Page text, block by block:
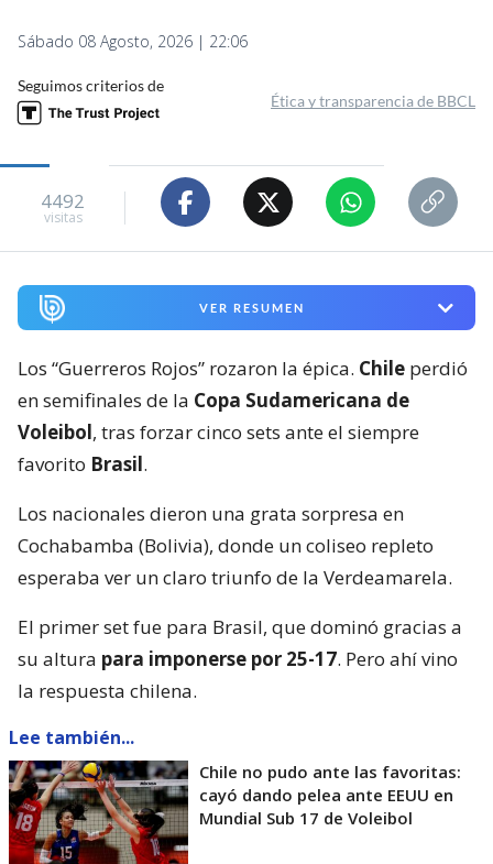
Sábado 08 Agosto, 2026 | 22:06
Seguimos criterios de
Ética y transparencia de BBCL
4492
visitas
VER RESUMEN
Los “Guerreros Rojos” rozaron la épica. Chile perdió
en semifinales de la Copa Sudamericana de
Voleibol, tras forzar cinco sets ante el siempre
favorito Brasil.
Los nacionales dieron una grata sorpresa en
Cochabamba (Bolivia), donde un coliseo repleto
esperaba ver un claro triunfo de la Verdeamarela.
El primer set fue para Brasil, que dominó gracias a
su altura para imponerse por 25-17. Pero ahí vino
la respuesta chilena.
Lee también...
Chile no pudo ante las favoritas:
cayó dando pelea ante EEUU en
Mundial Sub 17 de Voleibol